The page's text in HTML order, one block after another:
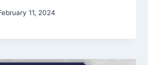
11, 2024